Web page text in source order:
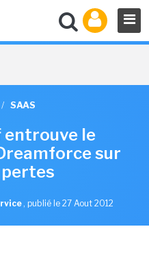
/ SAAS
le
sur
, publié le 27 Aout 2012